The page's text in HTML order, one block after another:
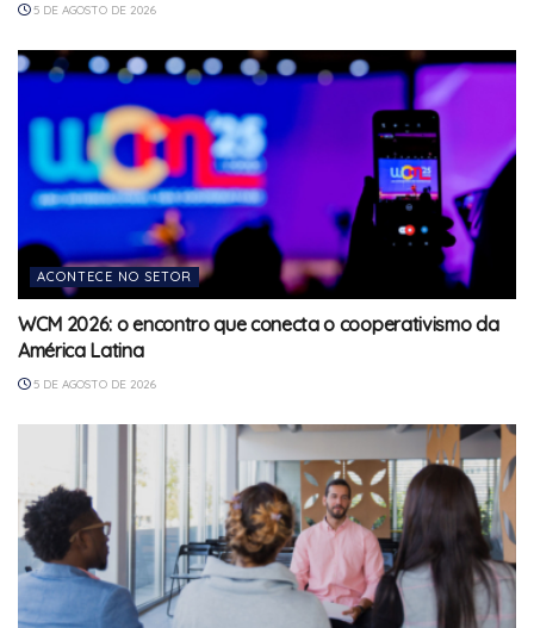
5 DE AGOSTO DE 2026
ACONTECE NO SETOR
WCM 2026: o encontro que conecta o cooperativismo da
América Latina
5 DE AGOSTO DE 2026